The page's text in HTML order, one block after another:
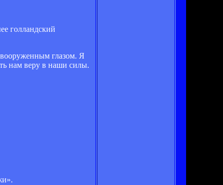
голландский
глазом. Я
нам веру в наши силы.